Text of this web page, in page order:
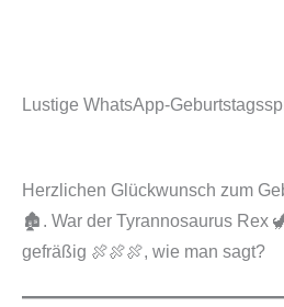
Lustige WhatsApp-
Herzlichen Glückwunsch zum
🏚️. War der Tyrannosaurus Rex
gefräßig 🍖🍖🍖, wie man sagt?